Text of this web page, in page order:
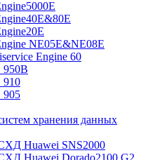
NE05E&NE08E
Engine 60
950B
910
905
хранения данных
Huawei SNS2000
Huawei Dorado2100 G2